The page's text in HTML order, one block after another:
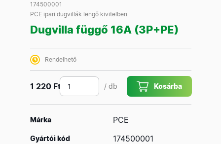
174500001
PCE ipari dugvillák lengő kivitelben
Dugvilla függő 16A (3P+PE)
Rendelhető
1 220 Ft / db Kosárba
Márka PCE
Gyártói kód 174500001